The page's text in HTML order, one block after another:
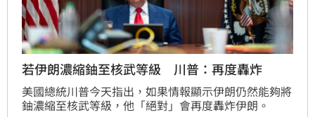
若伊朗濃縮鈾至核武等級 川普：再度轟炸
美國總統川普今天指出，如果情報顯示伊朗仍然能夠將
鈾濃縮至核武等級，他「絕對」會再度轟炸伊朗。